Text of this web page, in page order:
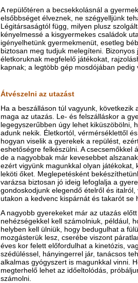
A repülőtéren a becsekkolásnál a
elsőbbséget élveznek, ne szégyelljünk
Légitársaságtól függ, milyen plusz
kényelmessé a kisgyermekes családok
igényelhetünk gyermekmenüt, esetleg
biztosan meg tudjuk melegíteni.
életkoruknak megfelelő játékokat,
kapnak; a legtöbb gép mosdójában pedig
Átvészelni az utazást
Ha a beszálláson túl vagyunk, következik
maga az utazás. Le- és felszálláskor a
legegyszerűbben úgy lehet kiküszöbölni,
adunk nekik. Életkortól, vérmérséklettől
hogyan viselik a gyerekek a repülést,
eshetőségre felkészülni. A csecsemőkkel
de a nagyobbak már kevesebbet
ezért vigyünk magunkkal olyan játékokat,
leköti őket. Meglepetésként
varázsa biztosan jó ideig lefoglalja a
gondoskodjunk elegendő ételről és
utakon a kedvenc kispárnát és takarót se
A nagyobb gyerekeket már az utazás
nehézségekkel kell számolniuk, például,
helyben kell ülniük, hogy bedugulhat a
mozgásterük lesz, cserébe viszont
éves kor felett előfordulhat a kinetózis,
szédüléssel, hányingerrel jár, tanácsos
alkalmas gyógyszert is magunkkal vinni.
megterhelő lehet az időeltolódás,
számolni.